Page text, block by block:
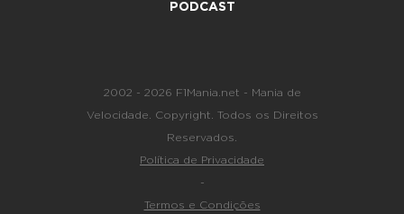
PODCAST
2002 - 2026 F1Mania.net - Mania de
Velocidade. Copyright. Todos os Direitos
Reservados.
Política de Privacidade
-
Termos e Condições